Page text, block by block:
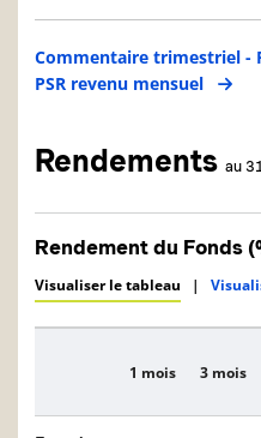
Commentaire trimestriel -
PSR revenu mensuel
Rendements au
Rendement du Fonds
Visualiser le tableau |
Description
1 mois 3 mois